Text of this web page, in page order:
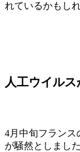
れているかもし
人工ウイル
4月中旬フランス
が騒然としまし